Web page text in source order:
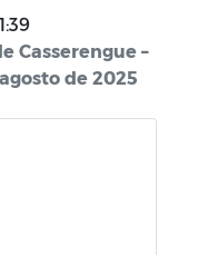
Casserengue –
de 2025